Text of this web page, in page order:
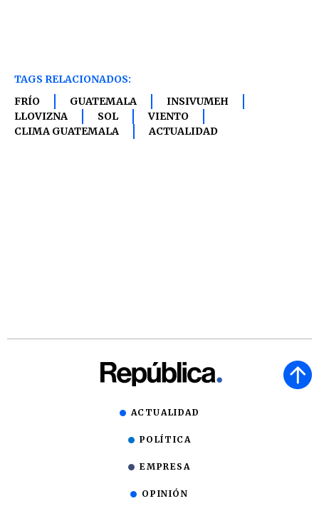
TAGS RELACIONADOS:
FRÍO
GUATEMALA
INSIVUMEH
LLOVIZNA
SOL
VIENTO
CLIMA GUATEMALA
ACTUALIDAD
ACTUALIDAD
POLÍTICA
EMPRESA
OPINIÓN